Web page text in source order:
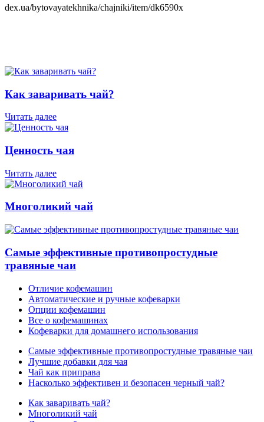
dex.ua/bytovayatekhnika/chajniki/item/dk6590x
Как заваривать чай?
Читать далее
Ценность чая
Читать далее
Многоликий чай
Самые эффективные противопростудные
травяные чаи
Отличие кофемашин
Автоматические и ручные кофеварки
Опции кофемашин
Все о кофемашинах
Кофеварки для домашнего использования
Самые эффективные противопростудные травяные чаи
Лучшие добавки для чая
Чай как приправа
Насколько эффективен и безопасен черный чай?
Как заваривать чай?
Многоликий чай